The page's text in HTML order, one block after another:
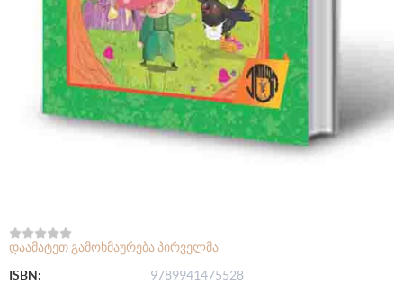
დაამატეთ გამოხმაურება პირველმა
ISBN:
9789941475528